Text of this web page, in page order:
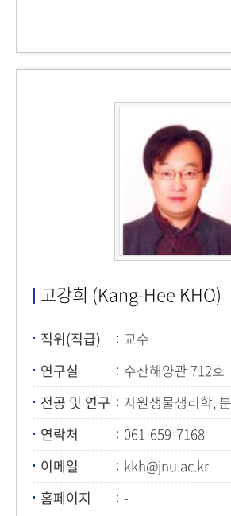
고강희 (Kang-Hee KHO)
직위(직급)
교수
연구실
수산해양관 712호
전공 및 연구
자원생물생리학,
연락처
061-659-7168
이메일
kkh@jnu.ac.kr
홈페이지
-